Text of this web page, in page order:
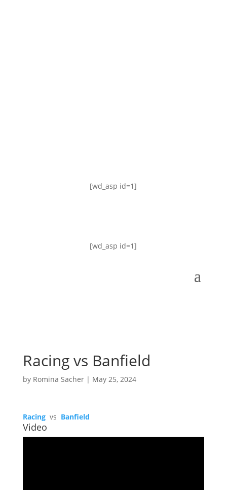
[wd_asp id=1]
[wd_asp id=1]
Racing vs Banfield
by Romina Sacher| May 25, 2024
Racing vs Banfield
Video